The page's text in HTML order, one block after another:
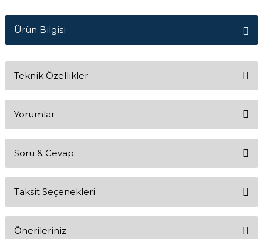
Ürün Bilgisi
Teknik Özellikler
Yorumlar
Soru & Cevap
Taksit Seçenekleri
Önerileriniz